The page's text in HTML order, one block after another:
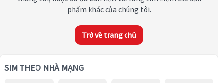
phẩm khác của chúng tôi.
Trở về trang chủ
SIM THEO NHÀ MẠNG